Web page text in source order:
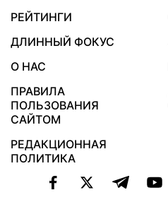
РЕЙТИНГИ
ДЛИННЫЙ ФОКУС
О НАС
ПРАВИЛА
ПОЛЬЗОВАНИЯ
САЙТОМ
РЕДАКЦИОННАЯ
ПОЛИТИКА